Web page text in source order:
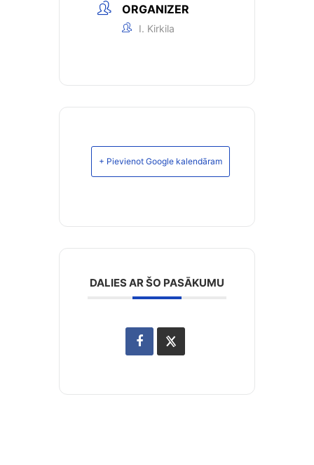
ORGANIZER
I. Kirkila
+ Pievienot Google kalendāram
DALIES AR ŠO PASĀKUMU